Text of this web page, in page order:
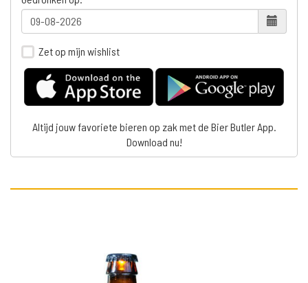
Zet op mijn wishlist
Altijd jouw favoriete bieren op zak met de Bier Butler App.
Download nu!